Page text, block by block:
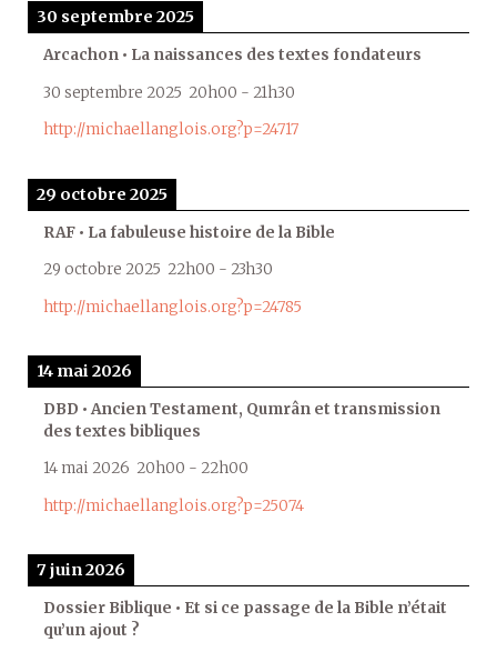
30 septembre 2025
Arcachon • La naissances des textes fondateurs
30 septembre 2025 20h00 - 21h30
http://michaellanglois.org?p=24717
29 octobre 2025
RAF • La fabuleuse histoire de la Bible
29 octobre 2025 22h00 - 23h30
http://michaellanglois.org?p=24785
14 mai 2026
DBD • Ancien Testament, Qumrân et transmission
des textes bibliques
14 mai 2026 20h00 - 22h00
http://michaellanglois.org?p=25074
7 juin 2026
Dossier Biblique • Et si ce passage de la Bible n’était
qu’un ajout ?